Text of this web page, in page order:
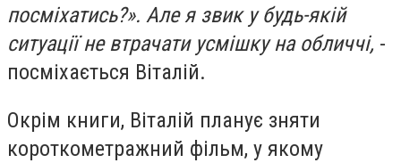
посміхатись?». Але я звик у будь-якій
ситуації не втрачати усмішку на обличчі, -
посміхається Віталій.
Окрім книги, Віталій планує зняти
короткометражний фільм, у якому